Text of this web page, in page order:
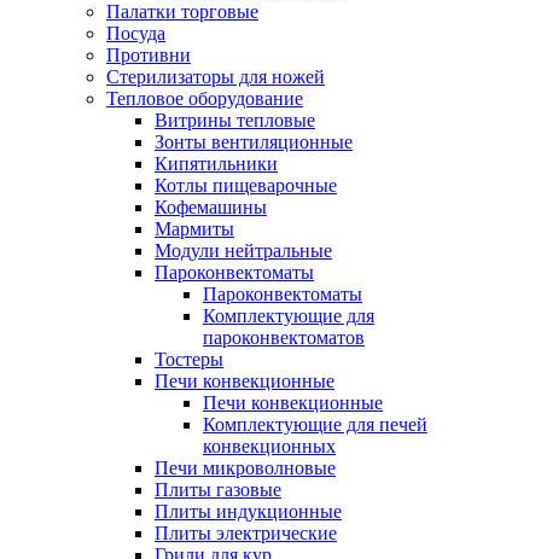
Палатки торговые
Посуда
Противни
Стерилизаторы для ножей
Тепловое оборудование
Витрины тепловые
Зонты вентиляционные
Кипятильники
Котлы пищеварочные
Кофемашины
Мармиты
Модули нейтральные
Пароконвектоматы
Пароконвектоматы
Комплектующие для
пароконвектоматов
Тостеры
Печи конвекционные
Печи конвекционные
Комплектующие для печей
конвекционных
Печи микроволновые
Плиты газовые
Плиты индукционные
Плиты электрические
Грили для кур